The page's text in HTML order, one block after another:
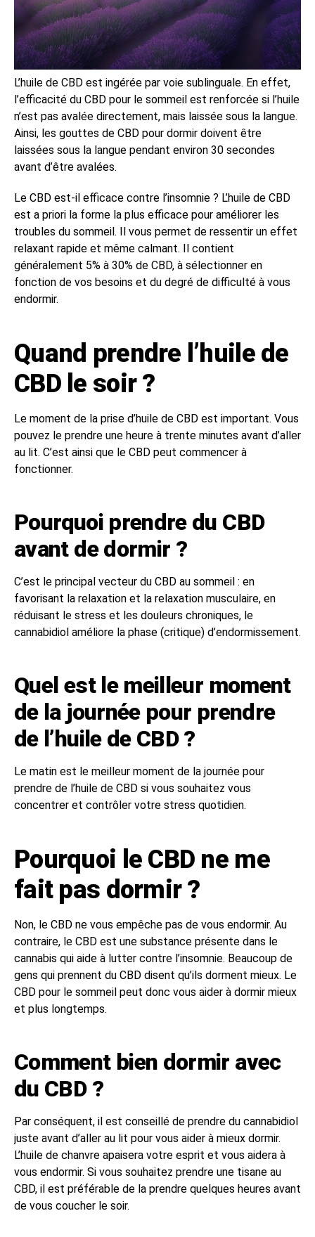
L’huile de CBD est ingérée par voie sublinguale. En effet,
l’efficacité du CBD pour le sommeil est renforcée si l’huile
n’est pas avalée directement, mais laissée sous la langue.
Ainsi, les gouttes de CBD pour dormir doivent être
laissées sous la langue pendant environ 30 secondes
avant d’être avalées.
Le CBD est-il efficace contre l’insomnie ? L’huile de CBD
est a priori la forme la plus efficace pour améliorer les
troubles du sommeil. Il vous permet de ressentir un effet
relaxant rapide et même calmant. Il contient
généralement 5% à 30% de CBD, à sélectionner en
fonction de vos besoins et du degré de difficulté à vous
endormir.
Quand prendre l’huile de
CBD le soir ?
Le moment de la prise d’huile de CBD est important. Vous
pouvez le prendre une heure à trente minutes avant d’aller
au lit. C’est ainsi que le CBD peut commencer à
fonctionner.
Pourquoi prendre du CBD
avant de dormir ?
C’est le principal vecteur du CBD au sommeil : en
favorisant la relaxation et la relaxation musculaire, en
réduisant le stress et les douleurs chroniques, le
cannabidiol améliore la phase (critique) d’endormissement.
Quel est le meilleur moment
de la journée pour prendre
de l’huile de CBD ?
Le matin est le meilleur moment de la journée pour
prendre de l’huile de CBD si vous souhaitez vous
concentrer et contrôler votre stress quotidien.
Pourquoi le CBD ne me
fait pas dormir ?
Non, le CBD ne vous empêche pas de vous endormir. Au
contraire, le CBD est une substance présente dans le
cannabis qui aide à lutter contre l’insomnie. Beaucoup de
gens qui prennent du CBD disent qu’ils dorment mieux. Le
CBD pour le sommeil peut donc vous aider à dormir mieux
et plus longtemps.
Comment bien dormir avec
du CBD ?
Par conséquent, il est conseillé de prendre du cannabidiol
juste avant d’aller au lit pour vous aider à mieux dormir.
L’huile de chanvre apaisera votre esprit et vous aidera à
vous endormir. Si vous souhaitez prendre une tisane au
CBD, il est préférable de la prendre quelques heures avant
de vous coucher le soir.